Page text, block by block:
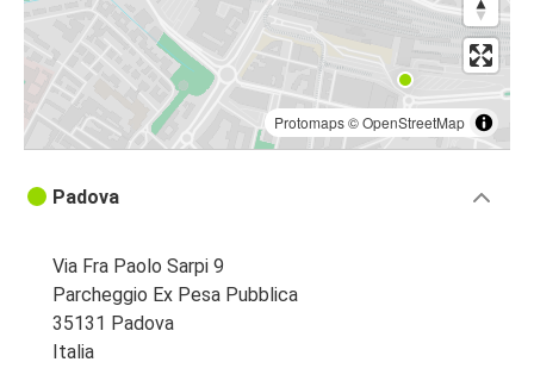
Protomaps©OpenStreetMap
Padova
Via Fra Paolo Sarpi 9
Parcheggio Ex Pesa Pubblica
35131 Padova
Italia